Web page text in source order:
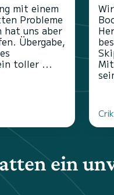
mit einem
Probleme
hat uns aber
Übergabe,
toller ...
ein